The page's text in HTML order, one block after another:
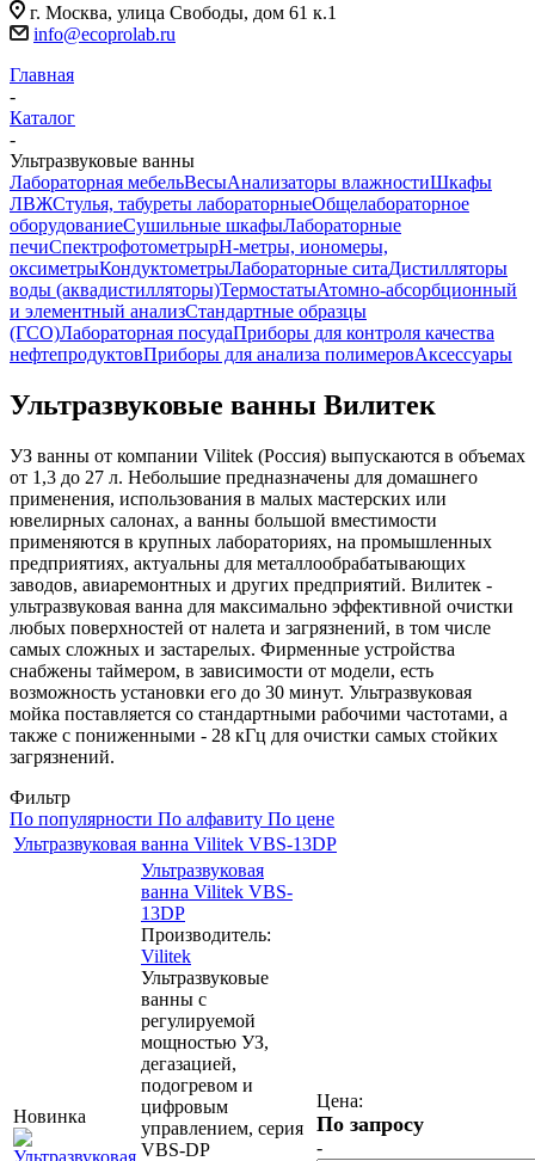
г. Москва, улица Свободы, дом 61 к.1
info@ecoprolab.ru
Главная
-
Каталог
-
Ультразвуковые ванны
Лабораторная мебельВесыАнализаторы влажностиШкафы
ЛВЖСтулья, табуреты лабораторныеОбщелабораторное
оборудованиеСушильные шкафыЛабораторные
печиСпектрофотометрыpH-метры, иономеры,
оксиметрыКондуктометрыЛабораторные ситаДистилляторы
воды (аквадистилляторы)ТермостатыАтомно-абсорбционный
и элементный анализСтандартные образцы
(ГСО)Лабораторная посудаПриборы для контроля качества
нефтепродуктовПриборы для анализа полимеровАксессуары
Ультразвуковые ванны Вилитек
УЗ ванны от компании Vilitek (Россия) выпускаются в объемах
от 1,3 до 27 л. Небольшие предназначены для домашнего
применения, использования в малых мастерских или
ювелирных салонах, а ванны большой вместимости
применяются в крупных лабораториях, на промышленных
предприятиях, актуальны для металлообрабатывающих
заводов, авиаремонтных и других предприятий. Вилитек -
ультразвуковая ванна для максимально эффективной очистки
любых поверхностей от налета и загрязнений, в том числе
самых сложных и застарелых. Фирменные устройства
снабжены таймером, в зависимости от модели, есть
возможность установки его до 30 минут. Ультразвуковая
мойка поставляется со стандартными рабочими частотами, а
также с пониженными - 28 кГц для очистки самых стойких
загрязнений.
Фильтр
По популярности По алфавиту По цене
Ультразвуковая ванна Vilitek VBS-13DP
Новинка
Ультразвуковая
ванна Vilitek VBS-
13DP
Производитель:
Vilitek
Ультразвуковые
ванны c
регулируемой
мощностью УЗ,
дегазацией,
подогревом и
цифровым
управлением, серия
VBS-DP
Цена:
По запросу
-